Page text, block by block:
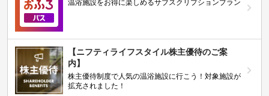
温浴施設をお得に楽しめるサブスクリプションプラン
【ニフティライフスタイル株主優待のご案
内】
株主優待制度で人気の温浴施設に行こう！対象施設が
拡充されました！